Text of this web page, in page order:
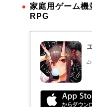
家庭用ゲーム機
RPG